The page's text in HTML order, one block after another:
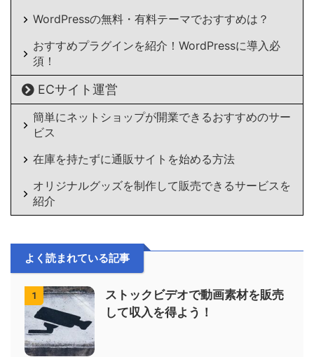
WordPressの無料・有料テーマでおすすめは？
おすすめプラグインを紹介！WordPressに導入必
須！
ECサイト運営
簡単にネットショップが開業できるおすすめのサー
ビス
在庫を持たずに通販サイトを始める方法
オリジナルグッズを制作して販売できるサービスを
紹介
よく読まれている記事
1
ストックビデオで動画素材を販売
して収入を得よう！